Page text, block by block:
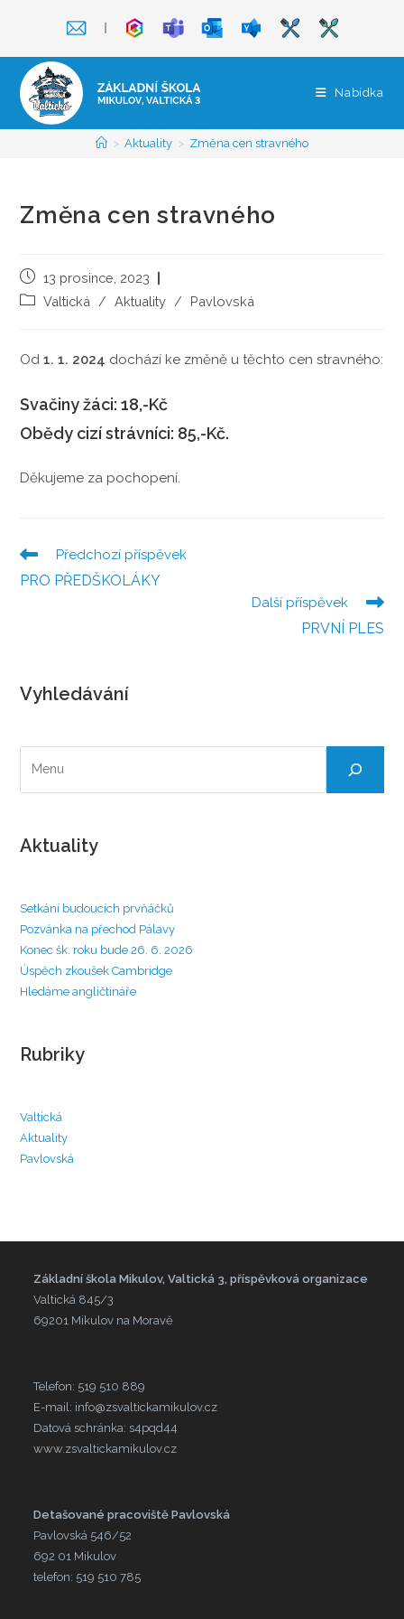
obsahu
Nabídka
> Aktuality > Změna cen stravného
Změna cen stravného
Příspěvek
byl
13 prosince, 2023
RubrikyValtická / Aktuality / Pavlovská
Od1. 1. 2024 dochází ke změně u těchto cen stravného:
Svačiny žáci: 18,-Kč
Obědy cizí strávníci: 85,-Kč.
Děkujeme za pochopení.
Číst
více
Předchozí příspěvek
PRO PŘEDŠKOLÁKY
Další příspěvek
PRVNÍ PLES
Vyhledávání
Aktuality
Setkání budoucích prvňáčků
Pozvánka na přechod Pálavy
Konec šk. roku bude 26. 6. 2026
Úspěch zkoušek Cambridge
Hledáme angličtináře
Rubriky
Valtická
Aktuality
Pavlovská
Základní škola Mikulov, Valtická 3, příspěvková organizace
Valtická 845/3
69201 Mikulov na Moravě
Telefon: 519 510 889
E-mail: info@zsvaltickamikulov.cz
Datová schránka: s4pqd44
www.zsvaltickamikulov.cz
Detašované pracoviště Pavlovská
Pavlovská 546/52
692 01 Mikulov
telefon: 519 510 785